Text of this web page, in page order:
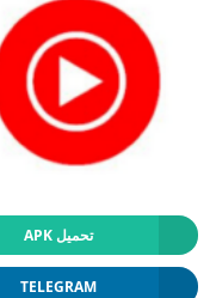
تحميل APK
TELEGRAM